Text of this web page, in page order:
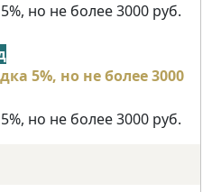
но не более 3000 руб.
но не более 3000 руб.